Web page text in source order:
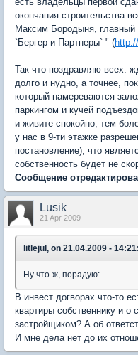
окончания строительства
Максим Бородыня,
`Бергер и Партнеры` " (
Так что поздравляю всех:
долго и нудно, а точнее,
который намереваются
паркингом и кучей
и живите спокойно, тем
у нас в 9-ти этажке
постановление), что
собственность будет не
Сообщение
Lusik
21 Apr 2009
litlejul, on 21.04.2009 - 14:21:
Ну что-ж, порадую:
В инвест догворах что-то
квартиры собственнику и о
застройщиком? А об
И мне дела нет до их